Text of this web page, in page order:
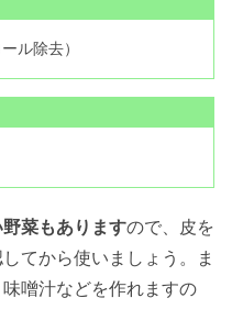
ル除去）
菜もありますので、皮を
てから使いましょう。ま
噌汁などを作れますの